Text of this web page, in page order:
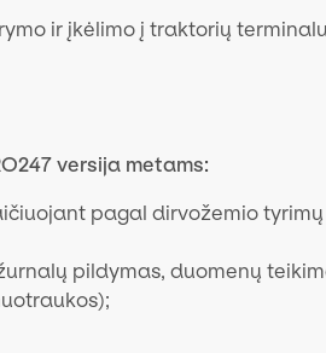
ir įkėlimo į traktorių
versija metams:
pagal dirvožemio
pildymas, duomenų